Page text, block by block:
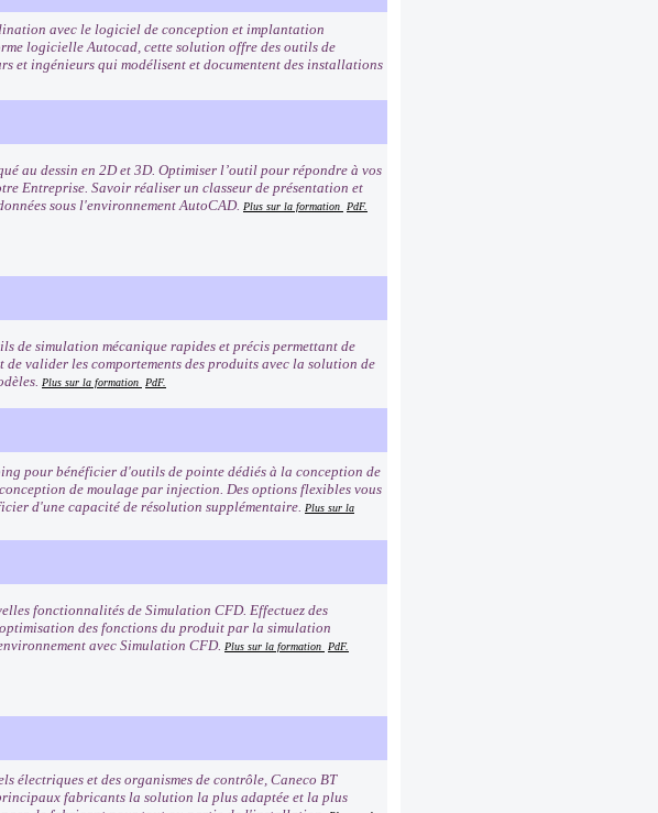
avec le logiciel de conception et implantation
logicielle Autocad, cette solution offre des outils de
et ingénieurs qui modélisent et documentent des installations
au dessin en 2D et 3D. Optimiser l’outil pour répondre à vos
Entreprise. Savoir réaliser un classeur de présentation et
sous l'environnement AutoCAD. Plus sur la formation PdF.
de simulation mécanique rapides et précis permettant de
valider les comportements des produits avec la solution de
Plus sur la formation PdF.
pour bénéficier d'outils de pointe dédiés à la conception de
de moulage par injection. Des options flexibles vous
d'une capacité de résolution supplémentaire. Plus sur la
fonctionnalités de Simulation CFD. Effectuez des
des fonctions du produit par la simulation
avec Simulation CFD. Plus sur la formation PdF.
électriques et des organismes de contrôle, Caneco BT
fabricants la solution la plus adaptée et la plus